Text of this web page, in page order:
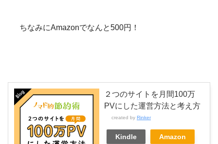
ちなみにAmazonでなんと500円！
２つのサイトを月間100万
PVにした運営方法と考え方
created by Rinker
Kindle Amazon